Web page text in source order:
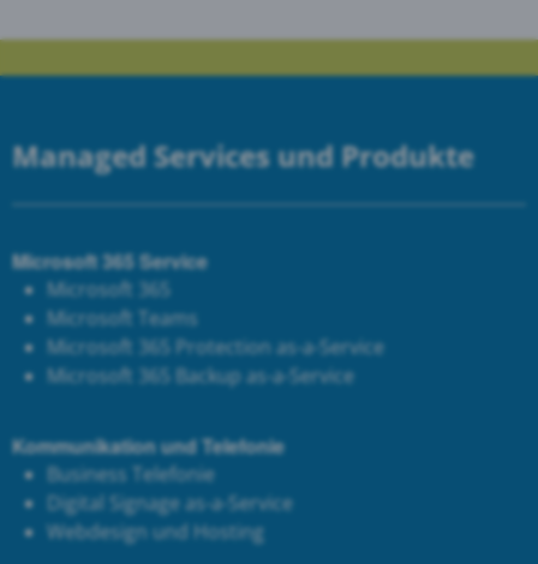
Managed Services und Produkte
Microsoft 365 Service
Microsoft 365
Microsoft Teams
Microsoft 365 Protection as-a-Service
Microsoft 365 Backup as-a-Service
Kommunikation und Telefonie
Business Telefonie
Digital Signage as-a-Service
Webdesign und Hosting